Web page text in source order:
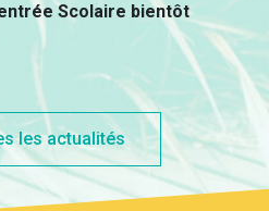
Scolaire bientôt
les actualités